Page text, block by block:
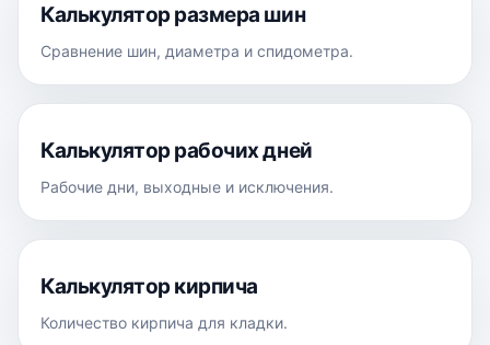
Калькулятор размера шин
Сравнение шин, диаметра и спидометра.
Калькулятор рабочих дней
Рабочие дни, выходные и исключения.
Калькулятор кирпича
Количество кирпича для кладки.